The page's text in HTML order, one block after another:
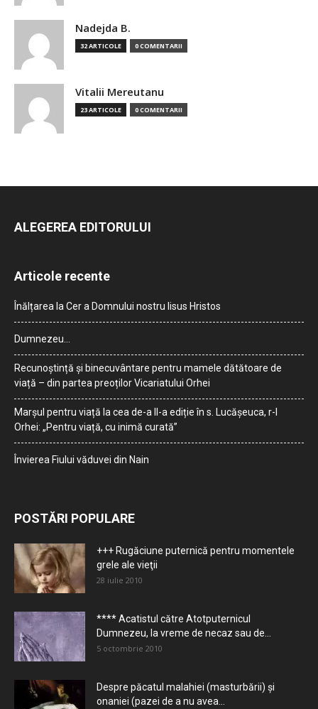
Nadejda B.
32 ARTICOLE 0 COMENTARII
Vitalii Mereutanu
23 ARTICOLE 0 COMENTARII
ALEGEREA EDITORULUI
Articole recente
Înălțarea la Cer a Domnului nostru Iisus Hristos
Dumnezeu…
Recunoștință și binecuvântare pentru mamele dătătoare de
viață – din partea preoților Vicariatului Orhei
Marșul pentru viață la cea de-a II-a ediție în s. Lucășeuca, r-l
Orhei: „Pentru viață, cu inimă curată”
Învierea Fiului văduvei din Nain
POSTĂRI POPULARE
+++ Rugăciune puternică pentru momentele
grele ale vieţii
28 iulie 2010
**** Acatistul către Atotputernicul
Dumnezeu, la vreme de necaz sau de...
5 octombrie 2010
Despre păcatul malahiei (masturbării) şi
onaniei (pazei de a nu avea...